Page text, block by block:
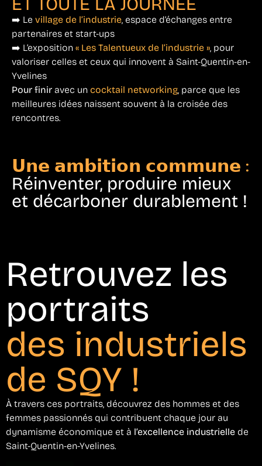
ET TOUTE LA JOURNÉE
➡️ Le village de l’industrie, espace d’échanges entre
partenaires et start-ups
➡️ L’exposition « Les Talentueux de l’industrie », pour
valoriser celles et ceux qui innovent à Saint-Quentin-en-
Yvelines
Pour finir avec un cocktail networking, parce que les
meilleures idées naissent souvent à la croisée des
rencontres.
𝗨𝗻𝗲 𝗮𝗺𝗯𝗶𝘁𝗶𝗼𝗻 𝗰𝗼𝗺𝗺𝘂𝗻𝗲 :
Réinventer, produire mieux
et décarboner durablement !
Retrouvez les
portraits
des industriels
de SQY !
À travers ces portraits, découvrez des hommes et des
femmes passionnés qui contribuent chaque jour au
dynamisme économique et à l’excellence industrielle de
Saint-Quentin-en-Yvelines.